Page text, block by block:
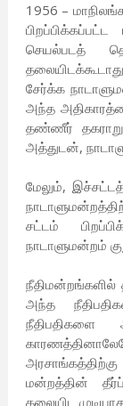
1956 –
செயல்படத்
சேர்க்க
அந்த
தண்ணீர்
அத்துடன்,
மேலும்,
சட்டம்
நாடாளுமன்றம்
நீதிமன்றங்களில்
அந்த
நீதிபதிகளை
மன்றத்தின்
தலையிட